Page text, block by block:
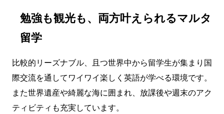
勉強も観光も、両方叶えられるマルタ
留学
比較的リーズナブル、且つ世界中から留学生が集まり国
際交流を通してワイワイ楽しく英語が学べる環境です。
また世界遺産や綺麗な海に囲まれ、放課後や週末のアク
ティビティも充実しています。